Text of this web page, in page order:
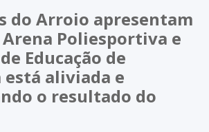
do Arroio apresentam
Poliesportiva e
Educação de
aliviada e
o resultado do